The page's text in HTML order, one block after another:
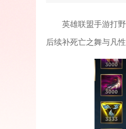
英雄联盟手游打
后续补死亡之舞与凡